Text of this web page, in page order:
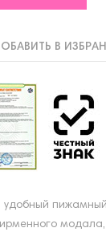
В
удобный
модала,